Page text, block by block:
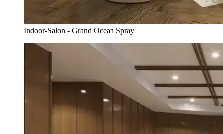
Indoor-Salon - Grand Ocean Spray